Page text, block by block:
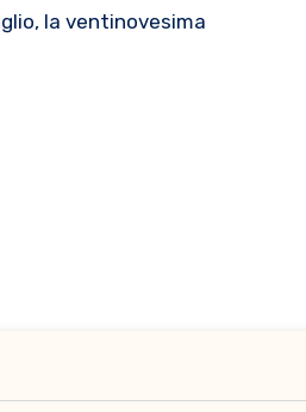
la ventinovesima